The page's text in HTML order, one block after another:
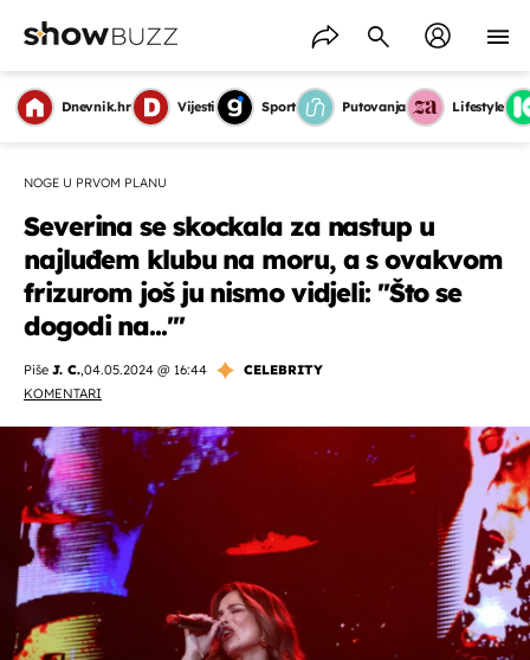
Dnevnik.hr Vijesti Sport Putovanja Lifestyle
NOGE U PRVOM PLANU
Severina se skockala za nastup u
najluđem klubu na moru, a s ovakvom
frizurom još ju nismo vidjeli: ''Što se
dogodi na...'''
Piše J. C.,04.05.2024 @ 16:44
CELEBRITY
KOMENTARI
OMOGUĆI OBAVIJESTI